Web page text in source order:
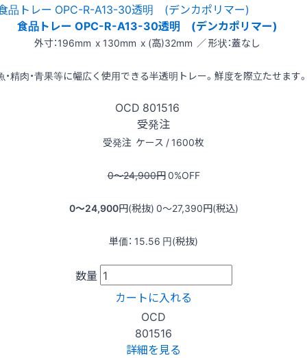
食品トレー OPC-R-A13-30透明 (デンカポリマー)
外寸：196mm x 130mm x (高)32mm ／ 形状：蓋なし
・精肉・青果等に幅広く使用できる半透明トレー。鮮度を際立たせます
OCD 801516
受発注
受発注 ケース / 1600枚
0〜24,900円0%OFF
0〜24,900円(税抜) 0〜27,390円(税込)
単価： 15.56 円(税抜)
数量
カートに入れる
OCD
801516
詳細を見る